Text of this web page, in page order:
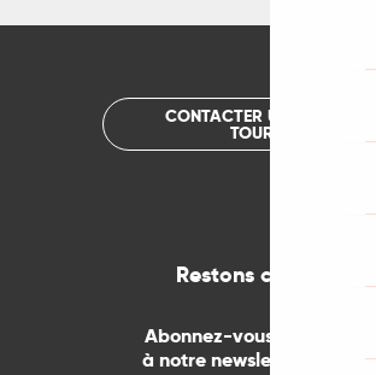
CONTACTER UN OFFICE DE
TOURISME
Restons connectés
Abonnez-vous
à notre newsletter